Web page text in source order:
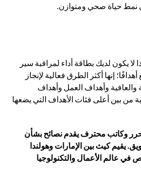
نمط حياة صحي ومتوازن.
يكون لديك بطاقة أداء لمراقبة سير
إنها أكثر الطرق فعالية لإنجاز
والعافية وأهداف العمل وأهداف
من بين أعلى فئات الأهداف التي يضعها
وكاتب محترف يقدم نصائح بشأن
يقيم كيث بين الإمارات وهولندا
في عالم الأعمال والتكنولوجيا